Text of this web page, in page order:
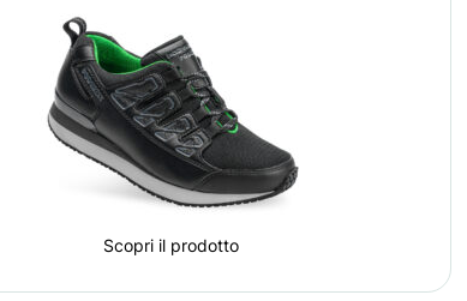
Scopri il prodotto